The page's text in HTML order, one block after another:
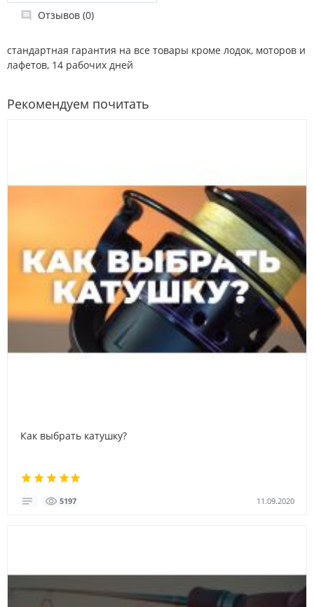
Отзывов (0)
стандартная гарантия на все товары кроме лодок, моторов и
лафетов, 14 рабочих дней
Рекомендуем почитать
Как выбрать катушку?
5197 11.09.2020